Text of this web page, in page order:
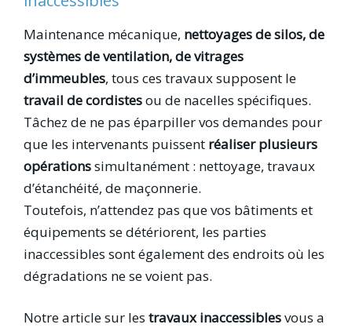
Maintenance mécanique, nettoyages de silos, de
systèmes de ventilation, de vitrages
d’immeubles, tous ces travaux supposent le
travail de cordistesou de nacelles spécifiques.
Tâchez de ne pas éparpiller vos demandes pour
que les intervenants puissent réaliser plusieurs
opérationssimultanément : nettoyage, travaux
d’étanchéité, de maçonnerie.
Toutefois, n’attendez pas que vos bâtiments et
équipements se détériorent, les parties
inaccessibles sont également des endroits où les
dégradations ne se voient pas.
Notre article sur les travaux inaccessiblesvous a